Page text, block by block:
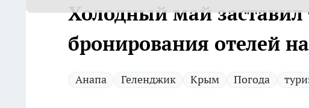
Холодный май заставил
бронирования отелей
Анапа Геленджик Крым Погода